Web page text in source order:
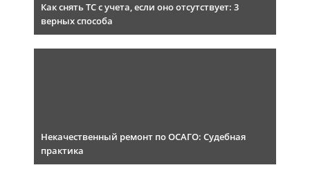
Как снять ТС с учета, если оно отсутствует: 3
верных способа
Некачественный ремонт по ОСАГО: Судебная
практика